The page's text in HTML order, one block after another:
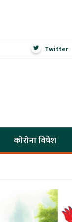
Twitter
कोरोना विषेश